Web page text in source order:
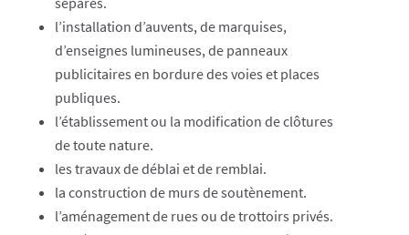
l’installation d’auvents, de marquises,
d’enseignes lumineuses, de panneaux
publicitaires en bordure des voies et places
publiques.
l’établissement ou la modification de clôtures
de toute nature.
les travaux de déblai et de remblai.
la construction de murs de soutènement.
l’aménagement de rues ou de trottoirs privés.